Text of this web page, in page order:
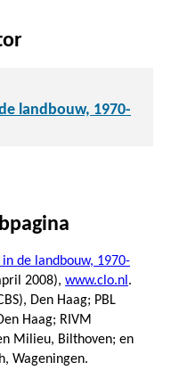
landbouw, 1970-
de landbouw, 1970-
2008), www.clo.nl .
Den Haag; PBL
Haag; RIVM
Milieu, Bilthoven; en
Wageningen.